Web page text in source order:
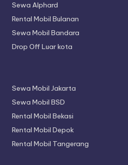
Sewa Alphard
Rental Mobil Bulanan
Sewa Mobil Bandara
Drop Off Luar kota
Sewa Mobil Jakarta
Sewa Mobil BSD
Rental Mobil Bekasi
Rental Mobil Depok
Rental Mobil Tangerang